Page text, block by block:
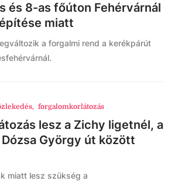
és 8-as főúton Fehérvárnál
miatt
a forgalmi rend a kerékpárút
, forgalomkorlátozás
lesz a Zichy ligetnél, a
György út között
miatt lesz szükség a